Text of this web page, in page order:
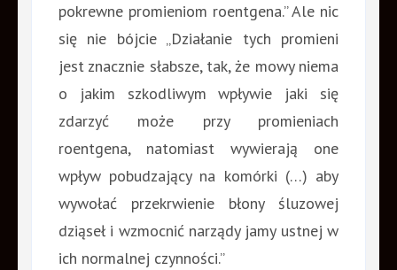
pokrewne promieniom roentgena.” Ale nic
się nie bójcie „Działanie tych promieni
jest znacznie słabsze, tak, że mowy niema
o jakim szkodliwym wpływie jaki się
zdarzyć może przy promieniach
roentgena, natomiast wywierają one
wpływ pobudzający na komórki (…) aby
wywołać przekrwienie błony śluzowej
dziąseł i wzmocnić narządy jamy ustnej w
ich normalnej czynności.”